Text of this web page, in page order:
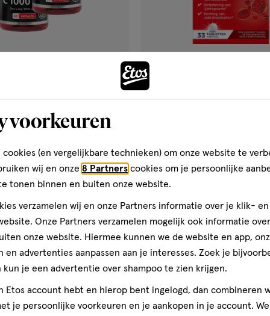
99
Vitamine C 1000 mg
60 stuks
Toevoegenverhoog aantal met één,Bijna uitverkocht! Er
stuks
2e
halve prijs
toevoegen
aan
Gratis bezorging vanaf €35 Gratis retour binnen 30
voorkeuren
cookies (en vergelijkbare technieken) om onze website te
wij en onze 8 Partners cookies om je persoonlijke
tonen binnen en buiten onze website.
verzamelen wij en onze Partners informatie over je klik-
Onze Partners verzamelen mogelijk ook informatie
onze website. Hiermee kunnen we de website en app,
en advertenties aanpassen aan je interesses. Zoek je
kun je een advertentie over shampoo te zien krijgen.
Etos account hebt en hierop bent ingelogd, dan combineren
je persoonlijke voorkeuren en je aankopen in je account.